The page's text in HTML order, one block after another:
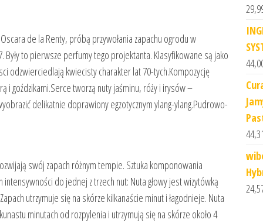
de la Renty, próbą przywołania zapachu ogrodu w
to pierwsze perfumy tego projektanta. Klasyfikowane są jako
odzwierciedlają kwiecisty charakter lat 70-tych.Kompozycję
goździkami.Serce tworzą nuty jaśminu, róży i irysów –
delikatnie doprawiony egzotycznym ylang-ylang.Pudrowo-
swój zapach różnym tempie. Sztuka komponowania
do jednej z trzech nut: Nuta głowy jest wizytówką
utrzymuje się na skórze kilkanaście minut i łagodnieje. Nuta
minutach od rozpylenia i utrzymują się na skórze około 4
44,31